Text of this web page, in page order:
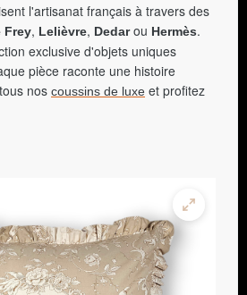
l'artisanat français à travers des
Frey, Lelièvre, Dedarou Hermès.
exclusive d'objets uniques
pièce raconte une histoire
nos coussins de luxe et profitez